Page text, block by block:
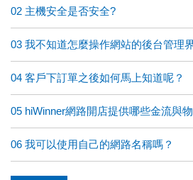
02 主機安全是否安全?
03 我不知道怎麼操作網站的後台管理
04 客戶下訂單之後如何馬上知道呢？
05 hiWinner網路開店提供哪些金流與
06 我可以使用自己的網路名稱嗎？